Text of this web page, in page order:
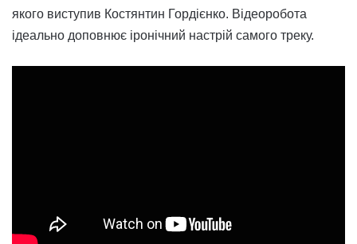
якого виступив Костянтин Гордієнко. Відеоробота
ідеально доповнює іронічний настрій самого треку.